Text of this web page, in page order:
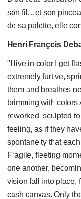
son fil…et son
de sa palette, elle
Henri François
"I live in color I get
extremely furtive,
them and breathes
brimming with colors
reworked, sculpted
feeling, as if they
spontaneity that
Fragile, fleeting
one another,
vision fall into place,
cash canvas. Only